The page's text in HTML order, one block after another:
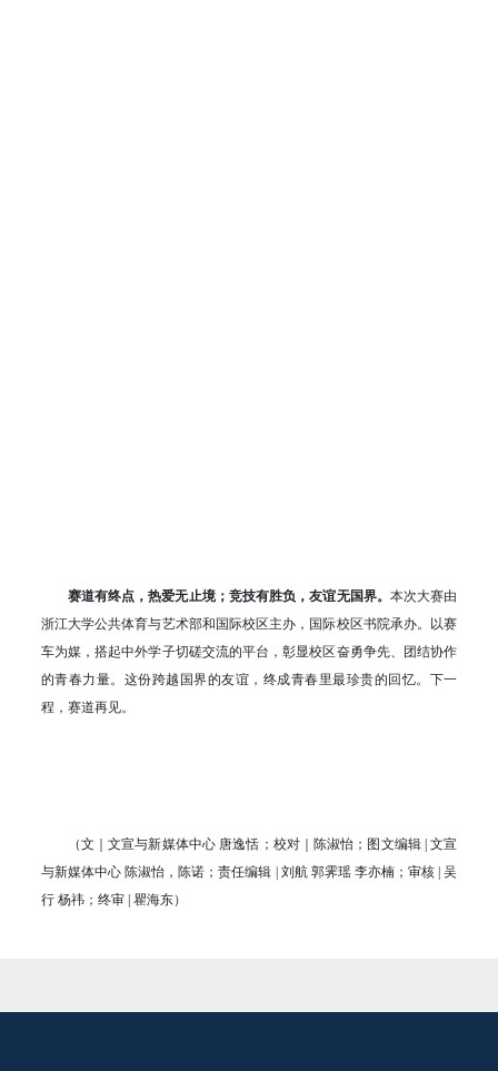
赛道有终点，热爱无止境；竞技有胜负，友谊无国界。 本次大赛由
浙江大学公共体育与艺术部和国际校区主办，国际校区书院承办。以赛
车为媒，搭起中外学子切磋交流的平台，彰显校区奋勇争先、团结协作
的青春力量。这份跨越国界的友谊，终成青春里最珍贵的回忆。下一
程，赛道再见。
（文｜文宣与新媒体中心 唐逸恬；校对｜陈淑怡；图文编辑 | 文宣
与新媒体中心 陈淑怡，陈诺；责任编辑 | 刘航 郭霁瑶 李亦楠；审核 | 吴
行 杨祎；终审 | 瞿海东）